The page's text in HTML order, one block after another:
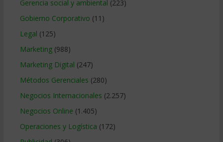
Gerencia social y ambiental (223)
Gobierno Corporativo (11)
Legal (125)
Marketing(988)
Marketing Digital (247)
Métodos Gerenciales (280)
Negocios Internacionales (2.257)
Negocios Online (1.405)
Operaciones y Logística (172)